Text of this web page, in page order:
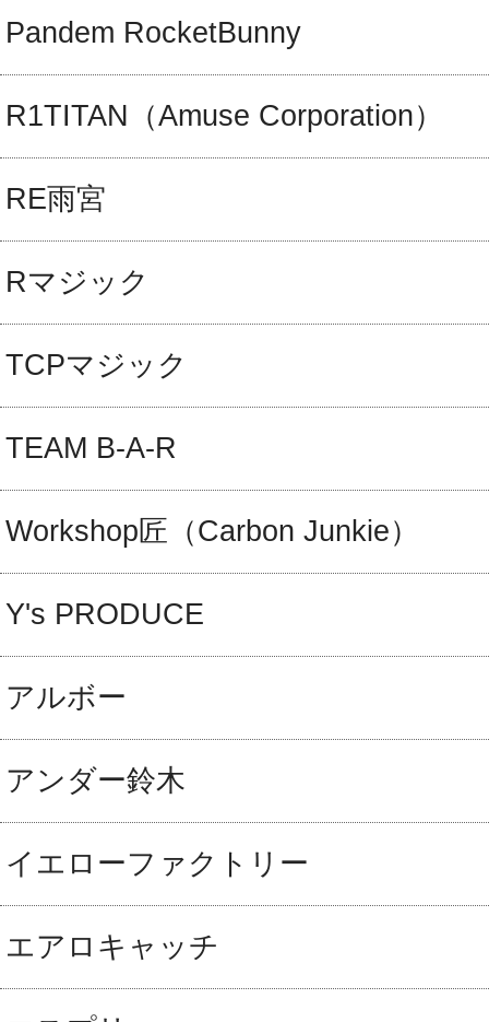
Pandem RocketBunny
R1TITAN（Amuse Corporation）
RE雨宮
Rマジック
TCPマジック
TEAM B-A-R
Workshop匠（Carbon Junkie）
Y's PRODUCE
アルボー
アンダー鈴木
イエローファクトリー
エアロキャッチ